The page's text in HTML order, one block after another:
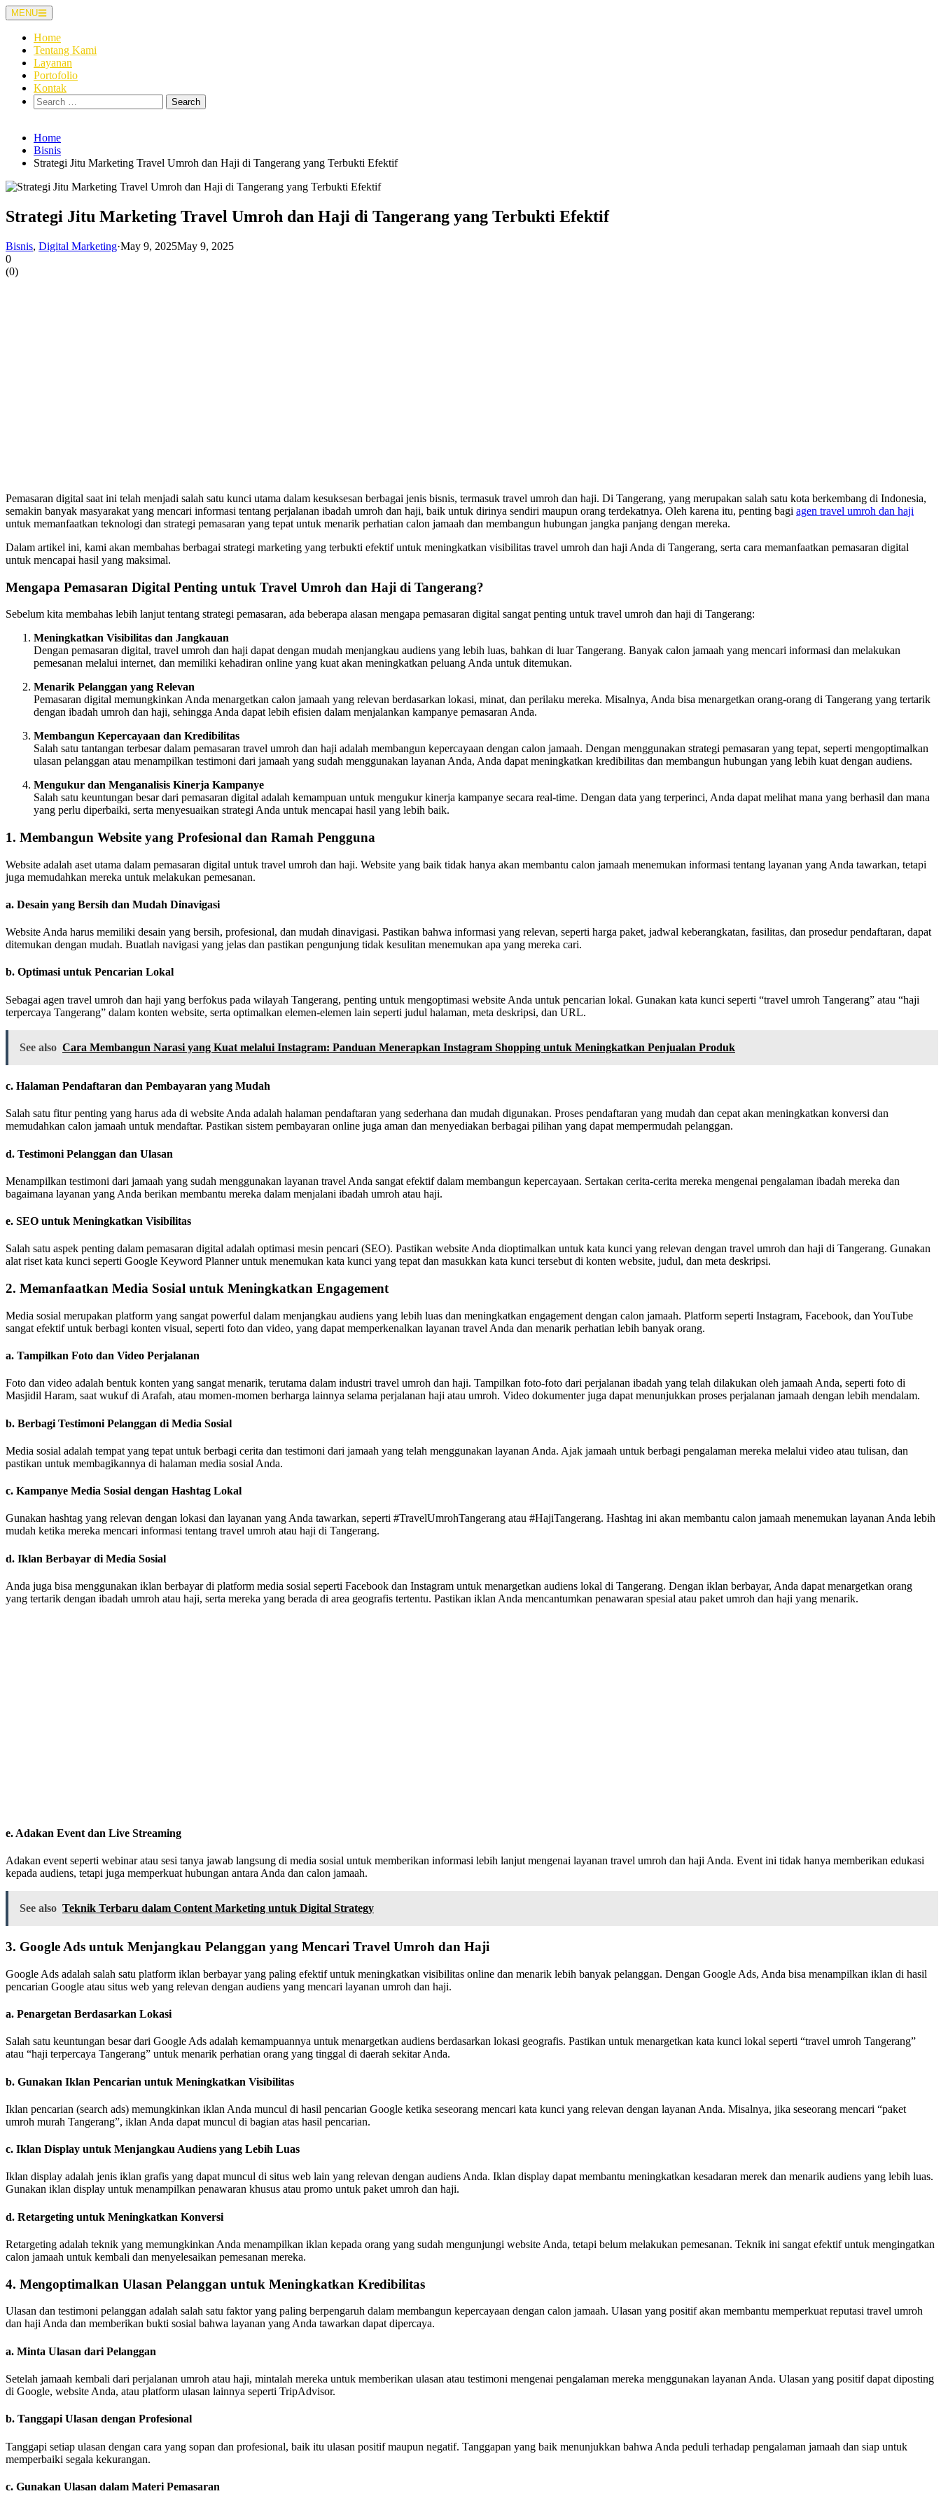
Skip
to
content
MENU
Home
Tentang Kami
Layanan
Portofolio
Kontak
Search
for:
Home
Bisnis
Strategi Jitu Marketing Travel Umroh dan Haji di Tangerang yang Terbukti Efektif
Strategi Jitu Marketing Travel Umroh dan Haji di Tangerang yang Terbukti Efektif
Bisnis, Digital Marketing·May 9, 2025May 9, 2025
0
(0)
Pemasaran digital saat ini telah menjadi salah satu kunci utama dalam kesuksesan berbagai jenis bisnis, termasuk travel umroh dan haji. Di Tangerang, yang merupakan salah satu kota berkembang di Indonesia,
semakin banyak masyarakat yang mencari informasi tentang perjalanan ibadah umroh dan haji, baik untuk dirinya sendiri maupun orang terdekatnya. Oleh karena itu, penting bagi agen travel umroh dan haji
untuk memanfaatkan teknologi dan strategi pemasaran yang tepat untuk menarik perhatian calon jamaah dan membangun hubungan jangka panjang dengan mereka.
Dalam artikel ini, kami akan membahas berbagai strategi marketing yang terbukti efektif untuk meningkatkan visibilitas travel umroh dan haji Anda di Tangerang, serta cara memanfaatkan pemasaran digital
untuk mencapai hasil yang maksimal.
Mengapa Pemasaran Digital Penting untuk Travel Umroh dan Haji di Tangerang?
Sebelum kita membahas lebih lanjut tentang strategi pemasaran, ada beberapa alasan mengapa pemasaran digital sangat penting untuk travel umroh dan haji di Tangerang:
Meningkatkan Visibilitas dan Jangkauan
Dengan pemasaran digital, travel umroh dan haji dapat dengan mudah menjangkau audiens yang lebih luas, bahkan di luar Tangerang. Banyak calon jamaah yang mencari informasi dan melakukan
pemesanan melalui internet, dan memiliki kehadiran online yang kuat akan meningkatkan peluang Anda untuk ditemukan.
Menarik Pelanggan yang Relevan
Pemasaran digital memungkinkan Anda menargetkan calon jamaah yang relevan berdasarkan lokasi, minat, dan perilaku mereka. Misalnya, Anda bisa menargetkan orang-orang di Tangerang yang tertarik
dengan ibadah umroh dan haji, sehingga Anda dapat lebih efisien dalam menjalankan kampanye pemasaran Anda.
Membangun Kepercayaan dan Kredibilitas
Salah satu tantangan terbesar dalam pemasaran travel umroh dan haji adalah membangun kepercayaan dengan calon jamaah. Dengan menggunakan strategi pemasaran yang tepat, seperti mengoptimalkan
ulasan pelanggan atau menampilkan testimoni dari jamaah yang sudah menggunakan layanan Anda, Anda dapat meningkatkan kredibilitas dan membangun hubungan yang lebih kuat dengan audiens.
Mengukur dan Menganalisis Kinerja Kampanye
Salah satu keuntungan besar dari pemasaran digital adalah kemampuan untuk mengukur kinerja kampanye secara real-time. Dengan data yang terperinci, Anda dapat melihat mana yang berhasil dan mana
yang perlu diperbaiki, serta menyesuaikan strategi Anda untuk mencapai hasil yang lebih baik.
1. Membangun Website yang Profesional dan Ramah Pengguna
Website adalah aset utama dalam pemasaran digital untuk travel umroh dan haji. Website yang baik tidak hanya akan membantu calon jamaah menemukan informasi tentang layanan yang Anda tawarkan, tetapi
juga memudahkan mereka untuk melakukan pemesanan.
a. Desain yang Bersih dan Mudah Dinavigasi
Website Anda harus memiliki desain yang bersih, profesional, dan mudah dinavigasi. Pastikan bahwa informasi yang relevan, seperti harga paket, jadwal keberangkatan, fasilitas, dan prosedur pendaftaran, dapat
ditemukan dengan mudah. Buatlah navigasi yang jelas dan pastikan pengunjung tidak kesulitan menemukan apa yang mereka cari.
b. Optimasi untuk Pencarian Lokal
Sebagai agen travel umroh dan haji yang berfokus pada wilayah Tangerang, penting untuk mengoptimasi website Anda untuk pencarian lokal. Gunakan kata kunci seperti “travel umroh Tangerang” atau “haji
terpercaya Tangerang” dalam konten website, serta optimalkan elemen-elemen lain seperti judul halaman, meta deskripsi, dan URL.
See also Cara Membangun Narasi yang Kuat melalui Instagram: Panduan Menerapkan Instagram Shopping untuk Meningkatkan Penjualan Produk
c. Halaman Pendaftaran dan Pembayaran yang Mudah
Salah satu fitur penting yang harus ada di website Anda adalah halaman pendaftaran yang sederhana dan mudah digunakan. Proses pendaftaran yang mudah dan cepat akan meningkatkan konversi dan
memudahkan calon jamaah untuk mendaftar. Pastikan sistem pembayaran online juga aman dan menyediakan berbagai pilihan yang dapat mempermudah pelanggan.
d. Testimoni Pelanggan dan Ulasan
Menampilkan testimoni dari jamaah yang sudah menggunakan layanan travel Anda sangat efektif dalam membangun kepercayaan. Sertakan cerita-cerita mereka mengenai pengalaman ibadah mereka dan
bagaimana layanan yang Anda berikan membantu mereka dalam menjalani ibadah umroh atau haji.
e. SEO untuk Meningkatkan Visibilitas
Salah satu aspek penting dalam pemasaran digital adalah optimasi mesin pencari (SEO). Pastikan website Anda dioptimalkan untuk kata kunci yang relevan dengan travel umroh dan haji di Tangerang. Gunakan
alat riset kata kunci seperti Google Keyword Planner untuk menemukan kata kunci yang tepat dan masukkan kata kunci tersebut di konten website, judul, dan meta deskripsi.
2. Memanfaatkan Media Sosial untuk Meningkatkan Engagement
Media sosial merupakan platform yang sangat powerful dalam menjangkau audiens yang lebih luas dan meningkatkan engagement dengan calon jamaah. Platform seperti Instagram, Facebook, dan YouTube
sangat efektif untuk berbagi konten visual, seperti foto dan video, yang dapat memperkenalkan layanan travel Anda dan menarik perhatian lebih banyak orang.
a. Tampilkan Foto dan Video Perjalanan
Foto dan video adalah bentuk konten yang sangat menarik, terutama dalam industri travel umroh dan haji. Tampilkan foto-foto dari perjalanan ibadah yang telah dilakukan oleh jamaah Anda, seperti foto di
Masjidil Haram, saat wukuf di Arafah, atau momen-momen berharga lainnya selama perjalanan haji atau umroh. Video dokumenter juga dapat menunjukkan proses perjalanan jamaah dengan lebih mendalam.
b. Berbagi Testimoni Pelanggan di Media Sosial
Media sosial adalah tempat yang tepat untuk berbagi cerita dan testimoni dari jamaah yang telah menggunakan layanan Anda. Ajak jamaah untuk berbagi pengalaman mereka melalui video atau tulisan, dan
pastikan untuk membagikannya di halaman media sosial Anda.
c. Kampanye Media Sosial dengan Hashtag Lokal
Gunakan hashtag yang relevan dengan lokasi dan layanan yang Anda tawarkan, seperti #TravelUmrohTangerang atau #HajiTangerang. Hashtag ini akan membantu calon jamaah menemukan layanan Anda lebih
mudah ketika mereka mencari informasi tentang travel umroh atau haji di Tangerang.
d. Iklan Berbayar di Media Sosial
Anda juga bisa menggunakan iklan berbayar di platform media sosial seperti Facebook dan Instagram untuk menargetkan audiens lokal di Tangerang. Dengan iklan berbayar, Anda dapat menargetkan orang
yang tertarik dengan ibadah umroh atau haji, serta mereka yang berada di area geografis tertentu. Pastikan iklan Anda mencantumkan penawaran spesial atau paket umroh dan haji yang menarik.
e. Adakan Event dan Live Streaming
Adakan event seperti webinar atau sesi tanya jawab langsung di media sosial untuk memberikan informasi lebih lanjut mengenai layanan travel umroh dan haji Anda. Event ini tidak hanya memberikan edukasi
kepada audiens, tetapi juga memperkuat hubungan antara Anda dan calon jamaah.
See also Teknik Terbaru dalam Content Marketing untuk Digital Strategy
3. Google Ads untuk Menjangkau Pelanggan yang Mencari Travel Umroh dan Haji
Google Ads adalah salah satu platform iklan berbayar yang paling efektif untuk meningkatkan visibilitas online dan menarik lebih banyak pelanggan. Dengan Google Ads, Anda bisa menampilkan iklan di hasil
pencarian Google atau situs web yang relevan dengan audiens yang mencari layanan umroh dan haji.
a. Penargetan Berdasarkan Lokasi
Salah satu keuntungan besar dari Google Ads adalah kemampuannya untuk menargetkan audiens berdasarkan lokasi geografis. Pastikan untuk menargetkan kata kunci lokal seperti “travel umroh Tangerang”
atau “haji terpercaya Tangerang” untuk menarik perhatian orang yang tinggal di daerah sekitar Anda.
b. Gunakan Iklan Pencarian untuk Meningkatkan Visibilitas
Iklan pencarian (search ads) memungkinkan iklan Anda muncul di hasil pencarian Google ketika seseorang mencari kata kunci yang relevan dengan layanan Anda. Misalnya, jika seseorang mencari “paket
umroh murah Tangerang”, iklan Anda dapat muncul di bagian atas hasil pencarian.
c. Iklan Display untuk Menjangkau Audiens yang Lebih Luas
Iklan display adalah jenis iklan grafis yang dapat muncul di situs web lain yang relevan dengan audiens Anda. Iklan display dapat membantu meningkatkan kesadaran merek dan menarik audiens yang lebih luas.
Gunakan iklan display untuk menampilkan penawaran khusus atau promo untuk paket umroh dan haji.
d. Retargeting untuk Meningkatkan Konversi
Retargeting adalah teknik yang memungkinkan Anda menampilkan iklan kepada orang yang sudah mengunjungi website Anda, tetapi belum melakukan pemesanan. Teknik ini sangat efektif untuk mengingatkan
calon jamaah untuk kembali dan menyelesaikan pemesanan mereka.
4. Mengoptimalkan Ulasan Pelanggan untuk Meningkatkan Kredibilitas
Ulasan dan testimoni pelanggan adalah salah satu faktor yang paling berpengaruh dalam membangun kepercayaan dengan calon jamaah. Ulasan yang positif akan membantu memperkuat reputasi travel umroh
dan haji Anda dan memberikan bukti sosial bahwa layanan yang Anda tawarkan dapat dipercaya.
a. Minta Ulasan dari Pelanggan
Setelah jamaah kembali dari perjalanan umroh atau haji, mintalah mereka untuk memberikan ulasan atau testimoni mengenai pengalaman mereka menggunakan layanan Anda. Ulasan yang positif dapat diposting
di Google, website Anda, atau platform ulasan lainnya seperti TripAdvisor.
b. Tanggapi Ulasan dengan Profesional
Tanggapi setiap ulasan dengan cara yang sopan dan profesional, baik itu ulasan positif maupun negatif. Tanggapan yang baik menunjukkan bahwa Anda peduli terhadap pengalaman jamaah dan siap untuk
memperbaiki segala kekurangan.
c. Gunakan Ulasan dalam Materi Pemasaran